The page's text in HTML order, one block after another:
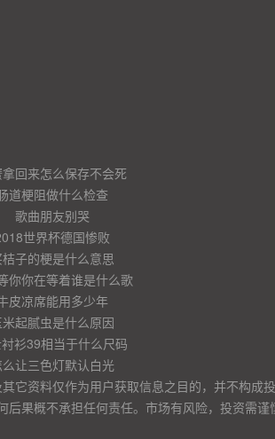
拿回来怎么保存不会死
道梗阻做什么检查
歌曲朋友别哭
世界杯德国惨败
桔子的梗是什么意思
你你在等着谁是什么歌
皮凉席能用多少年
米起腻虫是什么原因
衫39相当于什么尺码
么让三色灯默认白光
它资料仅作为用户获取信息之目的，并不构成投
果概不承担任何责任。市场有风险，投资需谨